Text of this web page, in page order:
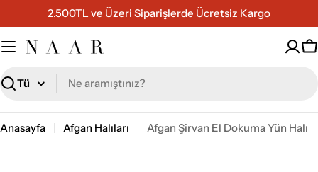
geç
2.500TL ve Üzeri Siparişlerde Ücretsiz Kargo
Ara
Anasayfa Afgan Halıları Afgan Şirvan El Dokuma Yün Halı